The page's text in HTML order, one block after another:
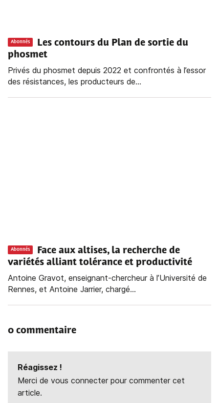
Abonnés
Les contours du Plan de sortie du
phosmet
Privés du phosmet depuis 2022 et confrontés à l’essor
des résistances, les producteurs de...
Abonnés
Face aux altises, la recherche de
variétés alliant tolérance et productivité
Antoine Gravot, enseignant-chercheur à l’Université de
Rennes, et Antoine Jarrier, chargé...
0 commentaire
Réagissez !
Merci de vous connecter pour commenter cet
article.